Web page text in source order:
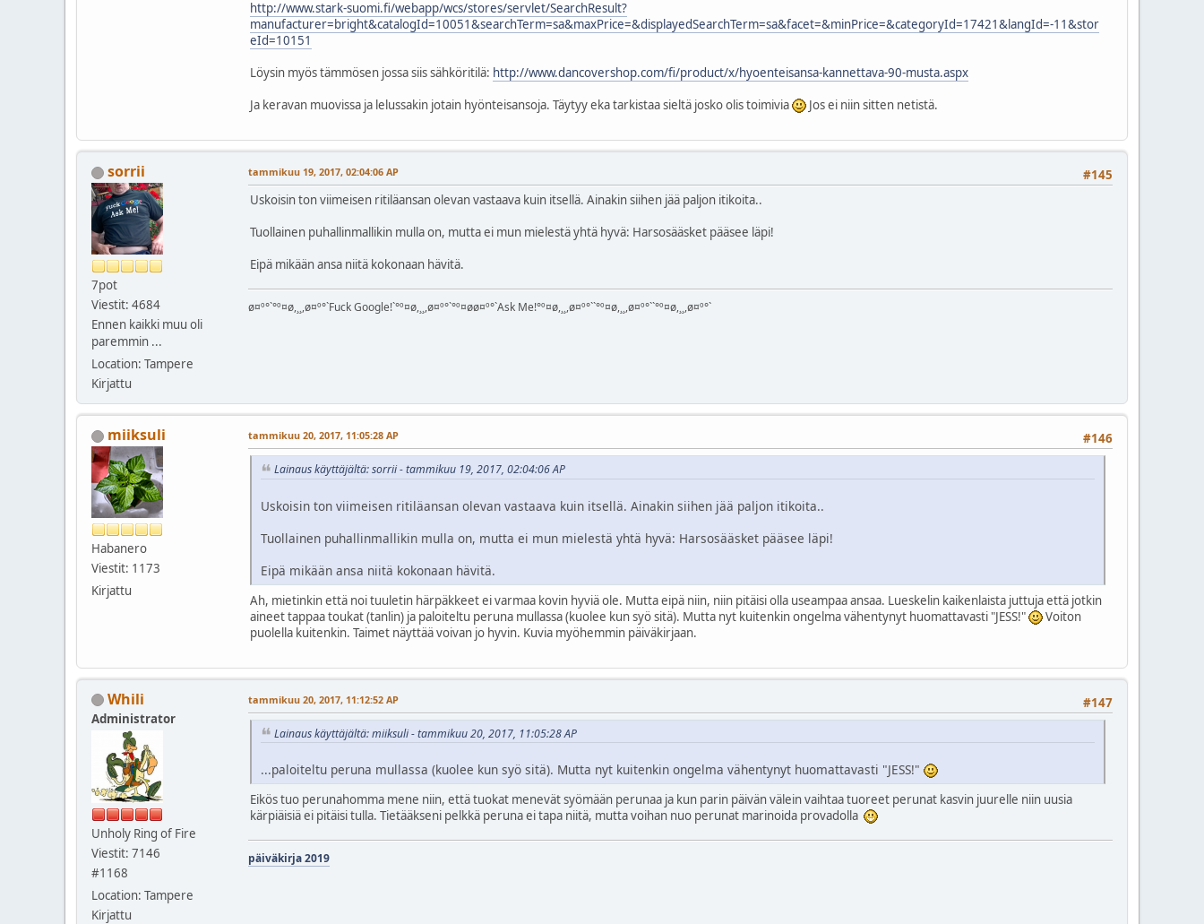
http://www.stark-suomi.fi/webapp/wcs/stores/servlet/SearchResult?
manufacturer=bright&catalogId=10051&searchTerm=sa&maxPrice=&displayedSearchTerm=sa&facet=&minPrice=&categoryId=17421&langId=-11&stor
eId=10151
Löysin myös tämmösen jossa siis sähköritilä: http://www.dancovershop.com/fi/product/x/hyoenteisansa-kannettava-90-musta.aspx
Ja keravan muovissa ja lelussakin jotain hyönteisansoja. Täytyy eka tarkistaa sieltä josko olis toimivia
Jos ei niin sitten netistä.
sorrii
7pot
Viestit: 4684
Ennen kaikki muu oli
paremmin ...
Location: Tampere
Kirjattu
#145
tammikuu 19, 2017, 02:04:06 AP
Uskoisin ton viimeisen ritiläansan olevan vastaava kuin itsellä. Ainakin siihen jää paljon itikoita..
Tuollainen puhallinmallikin mulla on, mutta ei mun mielestä yhtä hyvä: Harsosääsket pääsee läpi!
Eipä mikään ansa niitä kokonaan hävitä.
ø¤º°`°º¤ø,¸¸,ø¤º°`Fuck Google!`°º¤ø,¸¸,ø¤º°`°º¤øø¤º°`Ask Me!°º¤ø,¸¸,ø¤º°``°º¤ø,¸¸,ø¤º°``°º¤ø,¸¸,ø¤º°`
miiksuli
Habanero
Viestit: 1173
Kirjattu
#146
tammikuu 20, 2017, 11:05:28 AP
Lainaus käyttäjältä: sorrii - tammikuu 19, 2017, 02:04:06 AP
Uskoisin ton viimeisen ritiläansan olevan vastaava kuin itsellä. Ainakin siihen jää paljon itikoita..
Tuollainen puhallinmallikin mulla on, mutta ei mun mielestä yhtä hyvä: Harsosääsket pääsee läpi!
Eipä mikään ansa niitä kokonaan hävitä.
Ah, mietinkin että noi tuuletin härpäkkeet ei varmaa kovin hyviä ole. Mutta eipä niin, niin pitäisi olla useampaa ansaa. Lueskelin kaikenlaista juttuja että jotkin
aineet tappaa toukat (tanlin) ja paloiteltu peruna mullassa (kuolee kun syö sitä). Mutta nyt kuitenkin ongelma vähentynyt huomattavasti "JESS!"
Voiton
puolella kuitenkin. Taimet näyttää voivan jo hyvin. Kuvia myöhemmin päiväkirjaan.
Whili
Administrator
Unholy Ring of Fire
Viestit: 7146
#1168
Location: Tampere
Kirjattu
#147
tammikuu 20, 2017, 11:12:52 AP
Lainaus käyttäjältä: miiksuli - tammikuu 20, 2017, 11:05:28 AP
...paloiteltu peruna mullassa (kuolee kun syö sitä). Mutta nyt kuitenkin ongelma vähentynyt huomattavasti "JESS!"
Eikös tuo perunahomma mene niin, että tuokat menevät syömään perunaa ja kun parin päivän välein vaihtaa tuoreet perunat kasvin juurelle niin uusia
kärpiäisiä ei pitäisi tulla. Tietääkseni pelkkä peruna ei tapa niitä, mutta voihan nuo perunat marinoida provadolla
päiväkirja 2019